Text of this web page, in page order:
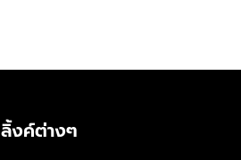
ลิ้งค์ต่างๆ